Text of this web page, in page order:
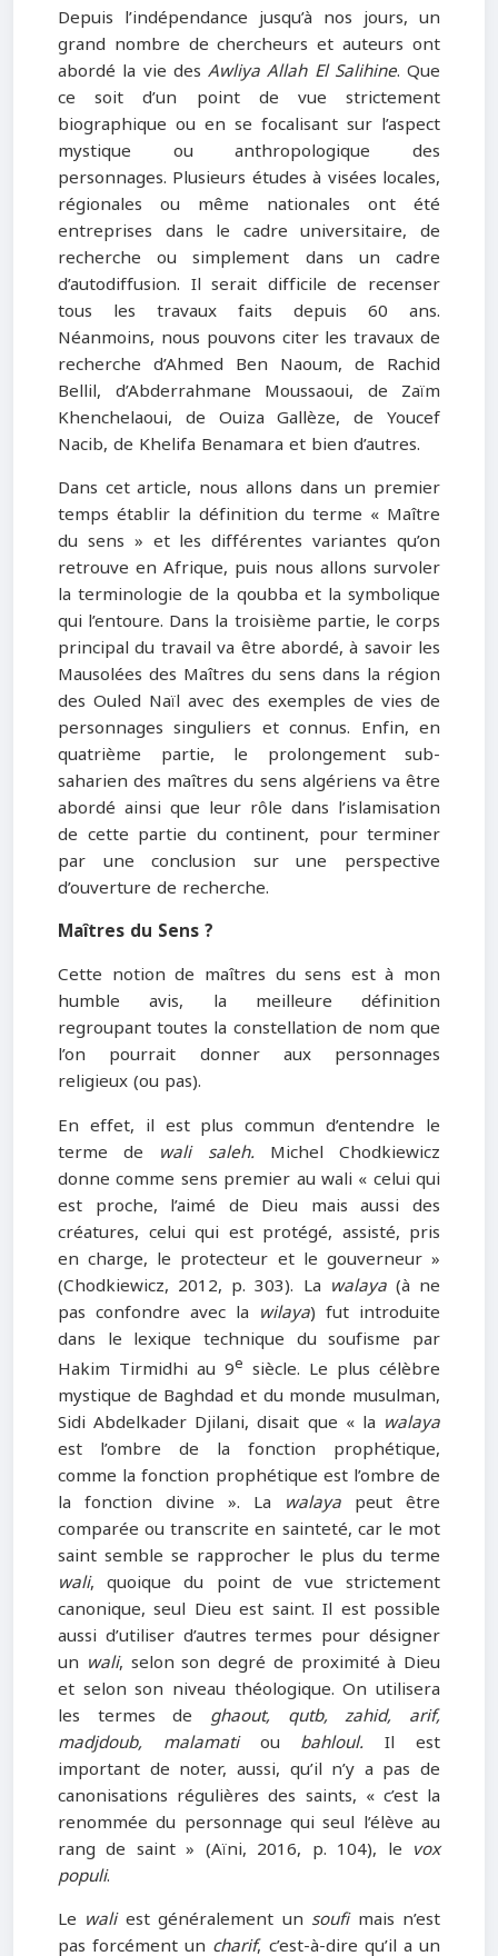
Depuis l’indépendance jusqu’à nos jours, un
grand nombre de chercheurs et auteurs ont
abordé la vie des Awliya Allah El Salihine. Que
ce soit d’un point de vue strictement
biographique ou en se focalisant sur l’aspect
mystique ou anthropologique des
personnages. Plusieurs études à visées locales,
régionales ou même nationales ont été
entreprises dans le cadre universitaire, de
recherche ou simplement dans un cadre
d’autodiffusion. Il serait difficile de recenser
tous les travaux faits depuis 60 ans.
Néanmoins, nous pouvons citer les travaux de
recherche d’Ahmed Ben Naoum, de Rachid
Bellil, d’Abderrahmane Moussaoui, de Zaïm
Khenchelaoui, de Ouiza Gallèze, de Youcef
Nacib, de Khelifa Benamara et bien d’autres.
Dans cet article, nous allons dans un premier
temps établir la définition du terme « Maître
du sens » et les différentes variantes qu’on
retrouve en Afrique, puis nous allons survoler
la terminologie de la qoubba et la symbolique
qui l’entoure. Dans la troisième partie, le corps
principal du travail va être abordé, à savoir les
Mausolées des Maîtres du sens dans la région
des Ouled Naïl avec des exemples de vies de
personnages singuliers et connus. Enfin, en
quatrième partie, le prolongement sub-
saharien des maîtres du sens algériens va être
abordé ainsi que leur rôle dans l’islamisation
de cette partie du continent, pour terminer
par une conclusion sur une perspective
d’ouverture de recherche.
Maîtres du Sens ?
Cette notion de maîtres du sens est à mon
humble avis, la meilleure définition
regroupant toutes la constellation de nom que
l’on pourrait donner aux personnages
religieux (ou pas).
En effet, il est plus commun d’entendre le
terme de wali saleh. Michel Chodkiewicz
donne comme sens premier au wali « celui qui
est proche, l’aimé de Dieu mais aussi des
créatures, celui qui est protégé, assisté, pris
en charge, le protecteur et le gouverneur »
(Chodkiewicz, 2012, p. 303). La walaya(à ne
pas confondre avec la wilaya) fut introduite
dans le lexique technique du soufisme par
Hakim Tirmidhi au 9e siècle. Le plus célèbre
mystique de Baghdad et du monde musulman,
Sidi Abdelkader Djilani, disait que « la walaya
est l’ombre de la fonction prophétique,
comme la fonction prophétique est l’ombre de
la fonction divine ». La walaya peut être
comparée ou transcrite en sainteté, car le mot
saint semble se rapprocher le plus du terme
wali, quoique du point de vue strictement
canonique, seul Dieu est saint. Il est possible
aussi d’utiliser d’autres termes pour désigner
un wali, selon son degré de proximité à Dieu
et selon son niveau théologique. On utilisera
les termes de ghaout, qutb, zahid, arif,
madjdoub, malamati ou bahloul. Il est
important de noter, aussi, qu’il n’y a pas de
canonisations régulières des saints, « c’est la
renommée du personnage qui seul l’élève au
rang de saint » (Aïni, 2016, p. 104), le vox
populi.
Le waliest généralement un soufimais n’est
pas forcément un charif, c’est-à-dire qu’il a un